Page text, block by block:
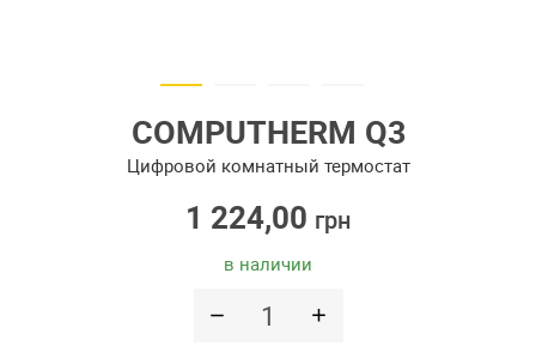
COMPUTHERM Q3
Цифровой комнатный термостат
1 224,00 грн
в наличии